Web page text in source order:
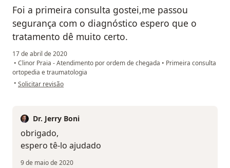
Foi a primeira consulta gostei,me passou
segurança com o diagnóstico espero que o
tratamento dê muito certo.
17 de abril de 2020
• Clinor Praia - Atendimento por ordem de chegada • Primeira consulta
ortopedia e traumatologia
• na opinião do utilizador Silvanio dos Santos silva
Solicitar revisão
Dr. Jerry Boni
obrigado,
espero tê-lo ajudado
9 de maio de 2020